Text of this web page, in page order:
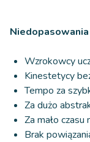
Wzrokowcy
Kinestetycy
Tempo za
Za dużo
Za mało czasu
Brak